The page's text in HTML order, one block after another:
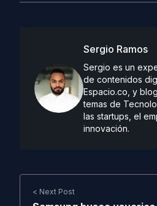
Sergio Ramos
Sergio es un
de contenidos
Espacio.co, y
temas de
las startups, el
innovación.
< Next Post